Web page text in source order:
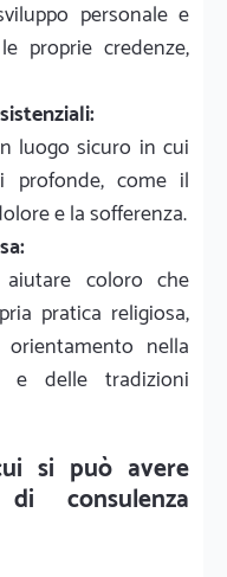
personale e
proprie credenze,
luogo sicuro in cui
profonde, come il
e la sofferenza.
coloro che
pratica religiosa,
nella
e delle tradizioni
si può avere
consulenza